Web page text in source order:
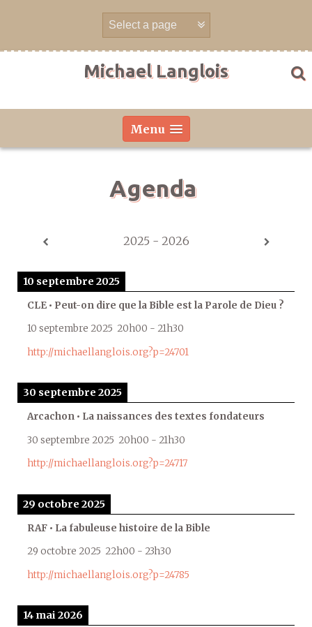
Michael Langlois
Menu
Agenda
2025 - 2026
10 septembre 2025
CLE • Peut-on dire que la Bible est la Parole de Dieu ?
10 septembre 2025 20h00 - 21h30
http://michaellanglois.org?p=24701
30 septembre 2025
Arcachon • La naissances des textes fondateurs
30 septembre 2025 20h00 - 21h30
http://michaellanglois.org?p=24717
29 octobre 2025
RAF • La fabuleuse histoire de la Bible
29 octobre 2025 22h00 - 23h30
http://michaellanglois.org?p=24785
14 mai 2026